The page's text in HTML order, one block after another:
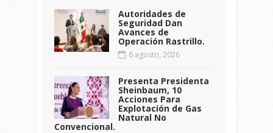
Autoridades de
Seguridad Dan
Avances de
Operación Rastrillo.
6 agosto, 2026
Presenta Presidenta
Sheinbaum, 10
Acciones Para
Explotación de Gas
Natural No
Convencional.